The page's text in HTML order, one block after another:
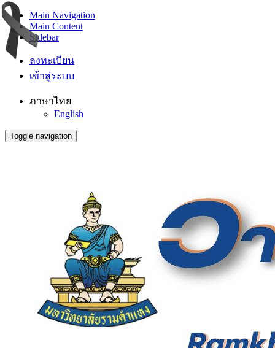
Main Navigation
Main Content
Sidebar
ลงทะเบียน
เข้าสู่ระบบ
ภาษาไทย
English
Toggle navigation